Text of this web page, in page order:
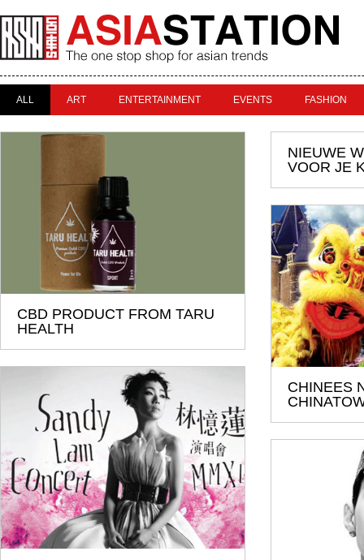
ALL ART ENTERTAINMENT EVENTS FASHION
CBD PRODUCT FROM TARU
HEALTH
NIEUWE
VOOR JE
CHINEES